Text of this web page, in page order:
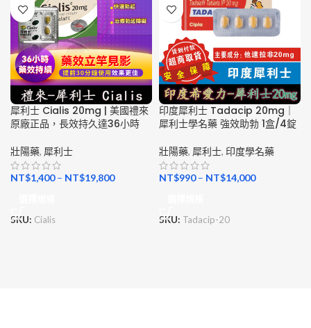
犀利士 Cialis 20mg | 美國禮來
原廠正品，長效持久達36小時
壯陽藥, 犀利士
NT$1,400– NT$19,800
SKU: Cialis
印度犀利士 Tadacip 20mg｜
犀利士學名藥 強效助勃 1盒/4錠
壯陽藥, 犀利士, 印度學名藥
NT$990– NT$14,000
SKU: Tadacip-20